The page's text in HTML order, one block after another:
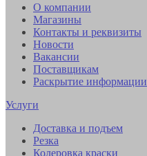
О компании
Магазины
Контакты и реквизиты
Новости
Вакансии
Поставщикам
Раскрытие информации
Услуги
Доставка и подъем
Резка
Колеровка краски